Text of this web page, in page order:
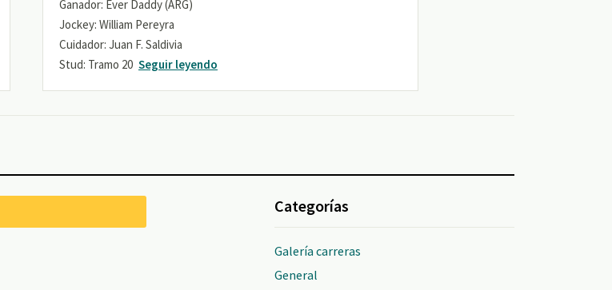
Ganador: Ever Daddy (ARG)
Jockey: William Pereyra
Cuidador: Juan F. Saldivia
Stud: Tramo 20 Seguir leyendo
Categorías
Galería carreras
General